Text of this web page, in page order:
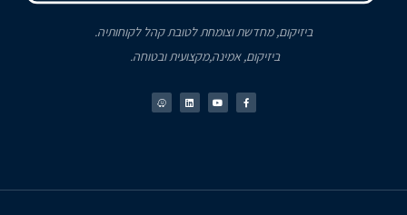
ביזיקום, מחדשת וצומחת לטובת קהל לקוחותיה.
ביזיקום, אמינה,מקצועית ובטוחה.